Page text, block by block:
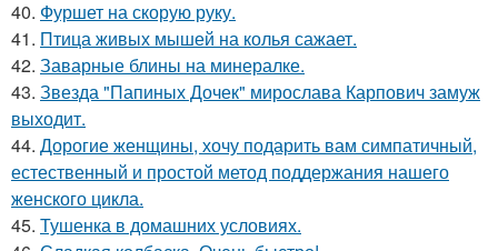
40. Фуршет на скорую руку.
41. Птица живых мышей на колья сажает.
42. Заварные блины на минералке.
43. Звезда "Папиных Дочек" мирослава Карпович замуж
выходит.
44. Дорогие женщины, хочу подарить вам симпатичный,
естественный и простой метод поддержания нашего
женского цикла.
45. Тушенка в домашних условиях.